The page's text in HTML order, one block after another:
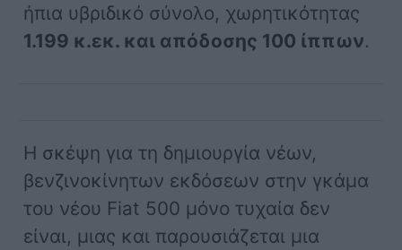
ήπια υβριδικό σύνολο, χωρητικότητας
1.199 κ.εκ. και απόδοσης 100 ίππων.
Η σκέψη για τη δημιουργία νέων,
βενζινοκίνητων εκδόσεων στην γκάμα
του νέου Fiat 500 μόνο τυχαία δεν
είναι, μιας και παρουσιάζεται μια